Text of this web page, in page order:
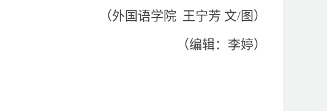
（外国语学院 王宁芳 文/图）
（编辑：李婷）